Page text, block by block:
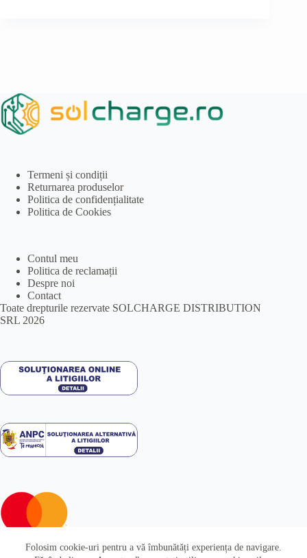
Folosim cookie-uri pentru a vă îmbunătăți experiența de navigare.
Termeni și condiții
Returnarea produselor
Politica de confidențialitate
Politica de Cookies
Contul meu
Politica de reclamații
Despre noi
Contact
Toate drepturile rezervate SOLCHARGE DISTRIBUTION
SRL 2026